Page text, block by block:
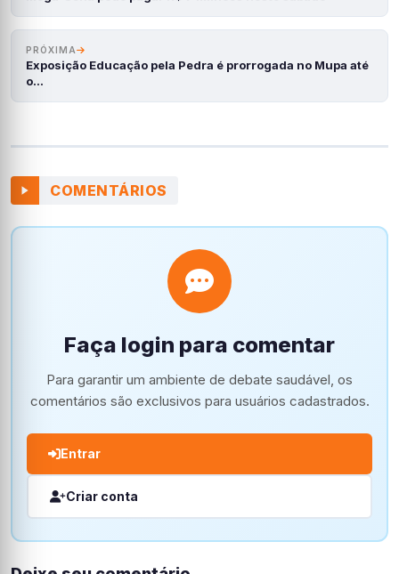
PRÓXIMA
Exposição Educação pela Pedra é prorrogada no Mupa até
o…
COMENTÁRIOS
Faça login para comentar
Para garantir um ambiente de debate saudável, os
comentários são exclusivos para usuários cadastrados.
Entrar
Criar conta